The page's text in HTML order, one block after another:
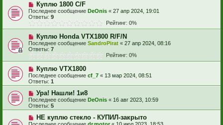
Куплю 1800 C/F
Последнее сообщение DeOnis « 27 апр 2024, 19:01
Ответы: 9
Рейтинг: 0%
Куплю Honda VTX1800 R/F/N
Последнее сообщение SandroPirat « 27 апр 2024, 08:16
Ответы: 7
Рейтинг: 0%
Куплю VTX1800
Последнее сообщение cf_7 « 13 мар 2024, 08:51
Ответы: 1
Ура! Нашли! 1и8
Последнее сообщение DeOnis « 16 авг 2023, 10:59
Ответы: 5
НЕ куплю стекло - КУПИЛ-закрыто